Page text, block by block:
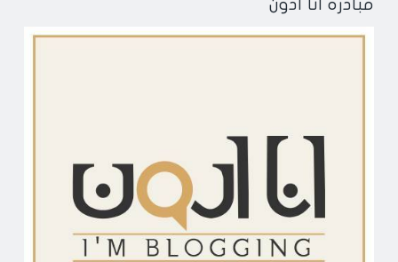
مبادرة أنا أدون